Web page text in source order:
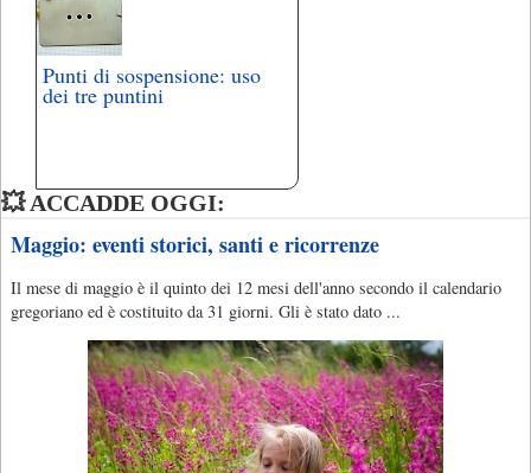
Punti di sospensione: uso
dei tre puntini
💥 ACCADDE OGGI:
Maggio: eventi storici, santi e ricorrenze
Il mese di maggio è il quinto dei 12 mesi dell'anno secondo il calendario
gregoriano ed è costituito da 31 giorni. Gli è stato dato ...